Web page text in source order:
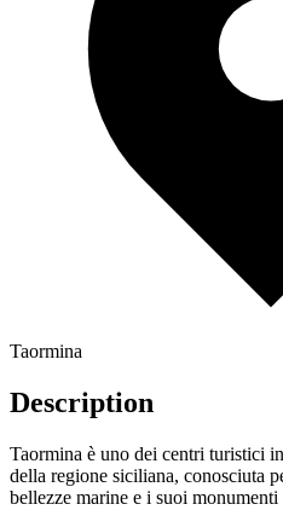
Taormina
Description
Taormina è uno dei centri turistici
della regione siciliana, conosciuta
bellezze marine e i suoi